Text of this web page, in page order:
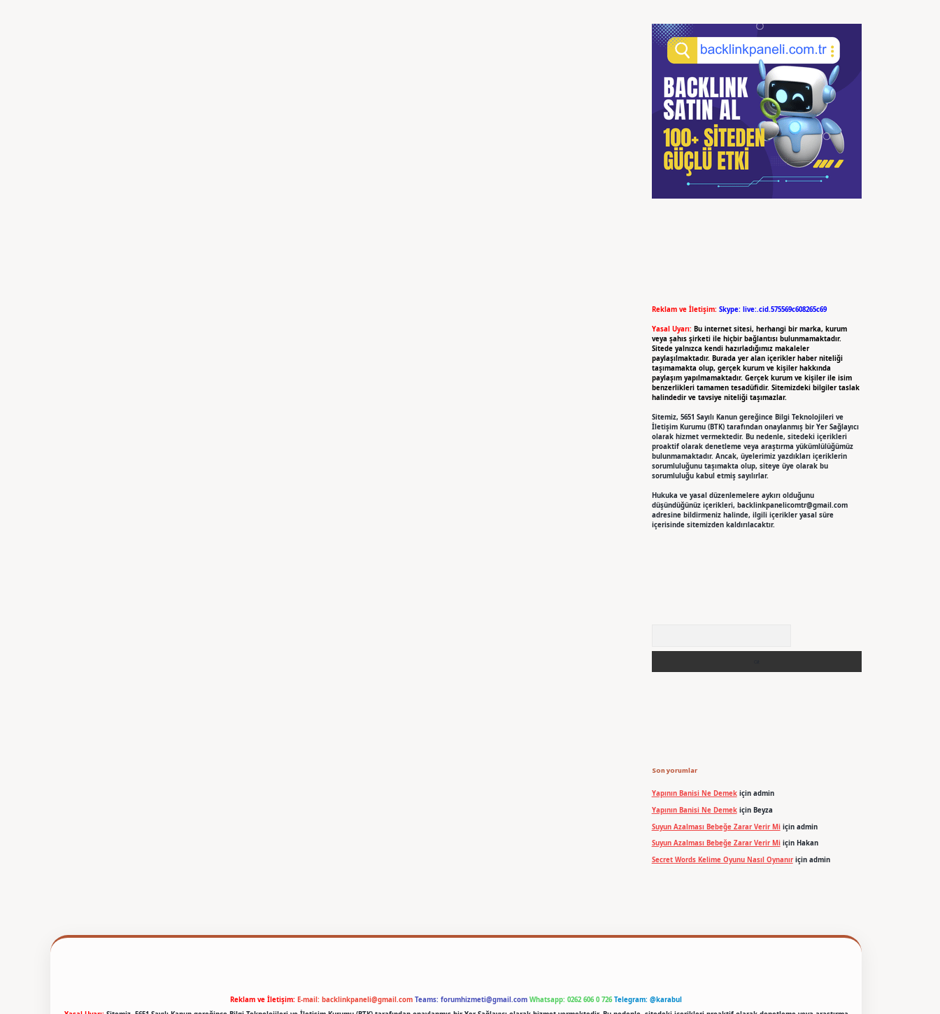
Reklam ve İletişim: Skype: live:.cid.575569c608265c69
Yasal Uyarı: Bu internet sitesi, herhangi bir marka, kurum
veya şahıs şirketi ile hiçbir bağlantısı bulunmamaktadır.
Sitede yalnızca kendi hazırladığımız makaleler
paylaşılmaktadır. Burada yer alan içerikler haber niteliği
taşımamakta olup, gerçek kurum ve kişiler hakkında
paylaşım yapılmamaktadır. Gerçek kurum ve kişiler ile isim
benzerlikleri tamamen tesadüfidir. Sitemizdeki bilgiler taslak
halindedir ve tavsiye niteliği taşımazlar.
Sitemiz, 5651 Sayılı Kanun gereğince Bilgi Teknolojileri ve
İletişim Kurumu (BTK) tarafından onaylanmış bir Yer Sağlayıcı
olarak hizmet vermektedir. Bu nedenle, sitedeki içerikleri
proaktif olarak denetleme veya araştırma yükümlülüğümüz
bulunmamaktadır. Ancak, üyelerimiz yazdıkları içeriklerin
sorumluluğunu taşımakta olup, siteye üye olarak bu
sorumluluğu kabul etmiş sayılırlar.
Hukuka ve yasal düzenlemelere aykırı olduğunu
düşündüğünüz içerikleri, backlinkpanelicomtr@gmail.com
adresine bildirmeniz halinde, ilgili içerikler yasal süre
içerisinde sitemizden kaldırılacaktır.
Son yorumlar
Yapının Banisi Ne Demekiçin admin
Yapının Banisi Ne Demekiçin Beyza
Suyun Azalması Bebeğe Zarar Verir Miiçin admin
Suyun Azalması Bebeğe Zarar Verir Miiçin Hakan
Secret Words Kelime Oyunu Nasıl Oynanıriçin admin
Reklam ve İletişim: E-mail: backlinkpaneli@gmail.com Teams: forumhizmeti@gmail.com Whatsapp: 0262 606 0 726 Telegram: @karabul